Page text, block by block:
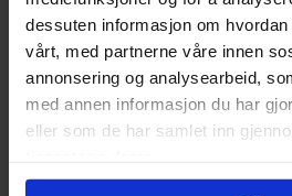
dessuten informasjon om
vårt, med partnerne våre innen
annonsering og analysearbeid,
med annen informasjon du har
eller som de har samlet inn
2025(126)
2023(83)
2022(24)
2021(21)
2019(77)
2017(141)